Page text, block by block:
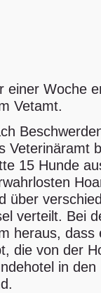
einer Woche
Vetamt.
Veterinäramt
15 Hunde
über
verteilt. Bei
heraus, dass
die von der
in